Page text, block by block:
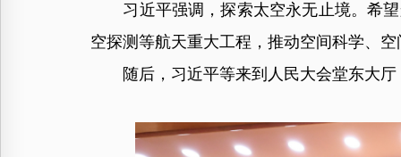
习近平强调，探索太空永无止境。希望
空探测等航天重大工程，推动空间科学、
随后，习近平等来到人民大会堂东大厅